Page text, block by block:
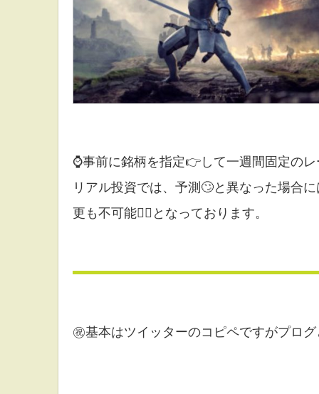
⌚事前に銘柄を指定👉して一週間固定の
リアル投資では、予測🙄と異なった場合
更も不可能🙅‍♀️となっております。
㊗️基本はツイッターのコピペですがプロ